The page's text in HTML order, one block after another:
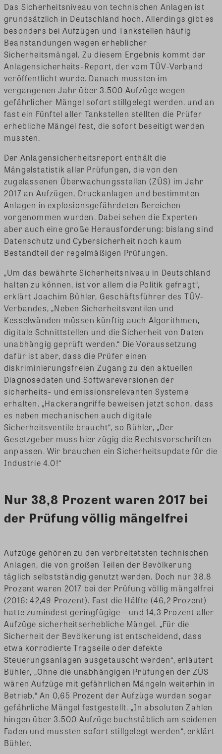
Das Sicherheitsniveau von technischen Anlagen ist
grundsätzlich in Deutschland hoch. Allerdings gibt es
besonders bei Aufzügen und Tankstellen häufig
Beanstandungen wegen erheblicher
Sicherheitsmängel. Zu diesem Ergebnis kommt der
Anlagensicherheits-Report, der vom TÜV-Verband
veröffentlicht wurde. Danach mussten im
vergangenen Jahr über 3.500 Aufzüge wegen
gefährlicher Mängel sofort stillgelegt werden. und an
fast ein Fünftel aller Tankstellen stellten die Prüfer
erhebliche Mängel fest, die sofort beseitigt werden
mussten.
Der Anlagensicherheitsreport enthält die
Mängelstatistik aller Prüfungen, die von den
zugelassenen Überwachungsstellen (ZÜS) im Jahr
2017 an Aufzügen, Druckanlagen und bestimmten
Anlagen in explosionsgefährdeten Bereichen
vorgenommen wurden. Dabei sehen die Experten
aber auch eine große Herausforderung: bislang sind
Datenschutz und Cybersicherheit noch kaum
Bestandteil der regelmäßigen Prüfungen.
„Um das bewährte Sicherheitsniveau in Deutschland
halten zu können, ist vor allem die Politik gefragt“,
erklärt Joachim Bühler, Geschäftsführer des TÜV-
Verbandes, „Neben Sicherheitsventilen und
Kesselwänden müssen künftig auch Algorithmen,
digitale Schnittstellen und die Sicherheit von Daten
unabhängig geprüft werden.“ Die Voraussetzung
dafür ist aber, dass die Prüfer einen
diskriminierungsfreien Zugang zu den aktuellen
Diagnosedaten und Softwareversionen der
sicherheits- und emissionsrelevanten Systeme
erhalten. „Hackerangriffe beweisen jetzt schon, dass
es neben mechanischen auch digitale
Sicherheitsventile braucht“, so Bühler, „Der
Gesetzgeber muss hier zügig die Rechtsvorschriften
anpassen. Wir brauchen ein Sicherheitsupdate für die
Industrie 4.0!“
Nur 38,8 Prozent waren 2017 bei
der Prüfung völlig mängelfrei
Aufzüge gehören zu den verbreitetsten technischen
Anlagen, die von großen Teilen der Bevölkerung
täglich selbstständig genutzt werden. Doch nur 38,8
Prozent waren 2017 bei der Prüfung völlig mängelfrei
(2016: 42,49 Prozent). Fast die Hälfte (46,2 Prozent)
hatte zumindest geringfügige – und 14,3 Prozent aller
Aufzüge sicherheitserhebliche Mängel. „Für die
Sicherheit der Bevölkerung ist entscheidend, dass
etwa korrodierte Tragseile oder defekte
Steuerungsanlagen ausgetauscht werden“, erläutert
Bühler, „Ohne die unabhängigen Prüfungen der ZÜS
wären Aufzüge mit gefährlichen Mängeln weiterhin in
Betrieb.“ An 0,65 Prozent der Aufzüge wurden sogar
gefährliche Mängel festgestellt. „In absoluten Zahlen
hingen über 3.500 Aufzüge buchstäblich am seidenen
Faden und mussten sofort stillgelegt werden“, erklärt
Bühler.